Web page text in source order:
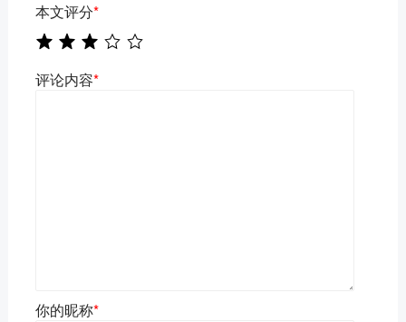
本文评分*
评论内容*
你的昵称*